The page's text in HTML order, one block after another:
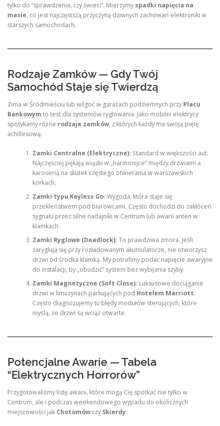
tylko do “sprawdzenia, czy świeci”. Mierzymy spadki napięcia na
masie, co jest najczęstszą przyczyną dziwnych zachowań elektroniki w
starszych samochodach.
Rodzaje Zamków — Gdy Twój
Samochód Staje się Twierdzą
Zima w Śródmieściu lub wilgoć w garażach podziemnych przy Placu
Bankowym to test dla systemów ryglowania. Jako mobilni elektrycy
spotykamy różne rodzaje zamków, z których każdy ma swoją piętę
achillesową:
Zamki Centralne (Elektryczne): Standard w większości aut.
Najczęściej pękają wiązki w „harmonijce” między drzwiami a
karoserią na skutek częstego otwierania w warszawskich
korkach.
Zamki typu Keyless Go: Wygoda, która staje się
przekleństwem pod biurowcami. Często dochodzi do zakłóceń
sygnału przez silne nadajniki w Centrum lub awarii anten w
klamkach.
Zamki Ryglowe (Deadlock): To prawdziwa zmora. Jeśli
zaryglują się przy rozładowanym akumulatorze, nie otworzysz
drzwi od środka klamką. My potrafimy podać napięcie awaryjne
do instalacji, by „obudzić” system bez wybijania szyby.
Zamki Magnetyczne (Soft Close): Luksusowe dociąganie
drzwi w limuzynach parkujących pod Hotelem Marriott.
Często diagnozujemy tu błędy modułów sterujących, które
myślą, że drzwi są wciąż otwarte.
Potencjalne Awarie — Tabela
“Elektrycznych Horrorów”
Przygotowaliśmy listę awarii, które mogą Cię spotkać nie tylko w
Centrum, ale i podczas weekendowego wypadu do okolicznych
miejscowości jak Chotomówczy Skierdy.